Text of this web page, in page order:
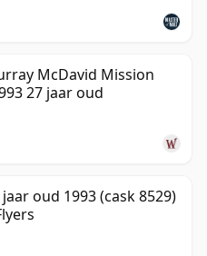
McDavid Mission
27 jaar oud
oud 1993 (cask 8529)